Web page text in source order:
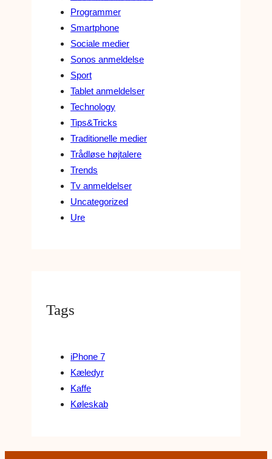
Programmer
Smartphone
Sociale medier
Sonos anmeldelse
Sport
Tablet anmeldelser
Technology
Tips&Tricks
Traditionelle medier
Trådløse højtalere
Trends
Tv anmeldelser
Uncategorized
Ure
Tags
iPhone 7
Kæledyr
Kaffe
Køleskab